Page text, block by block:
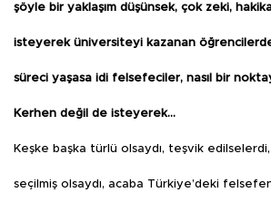
şöyle bir yaklaşım düşünsek, çok zeki,
isteyerek üniversiteyi kazanan
süreci yaşasa idi felsefeciler, nasıl bir
Kerhen değil de isteyerek…
Keşke başka türlü olsaydı, teşvik
seçilmiş olsaydı, acaba Türkiye’deki